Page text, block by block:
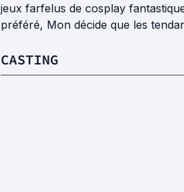
jeux farfelus de cosplay
préféré, Mon décide que les
CASTING